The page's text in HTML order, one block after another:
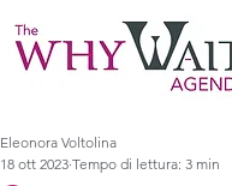
Eleonora Voltolina
18 ott 2023 Tempo di lettura: 3 min